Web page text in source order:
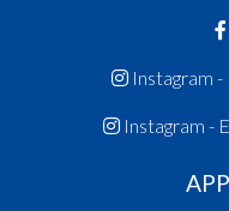
Instagram
Instagram -